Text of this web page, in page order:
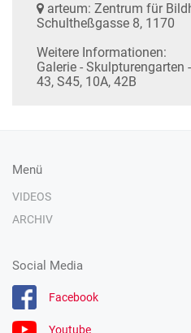
arteum: Zentrum für
Schultheßgasse 8, 1170
Weitere Informationen:
Galerie - Skulpturengarten
43, S45, 10A, 42B
Menü
VIDEOS
ARCHIV
Social Media
Facebook
Youtube